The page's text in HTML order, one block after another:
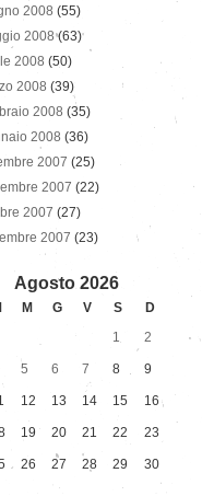
2008 (55)
2008(63)
2008 (50)
2008 (39)
2008 (35)
2008 (36)
2007 (25)
2007 (22)
2007 (27)
2007 (23)
Agosto 2026
M G V S
D
1
2
5 6 7 8 9
12 13 14 15 16
19 20 21 22 23
26 27 28 29 30